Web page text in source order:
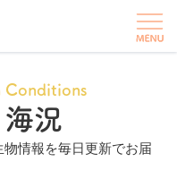
Conditions
況
情報を毎日更新でお届